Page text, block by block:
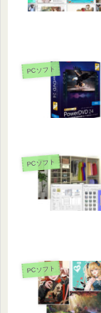
PCソフト
PCソフト
PCソフト